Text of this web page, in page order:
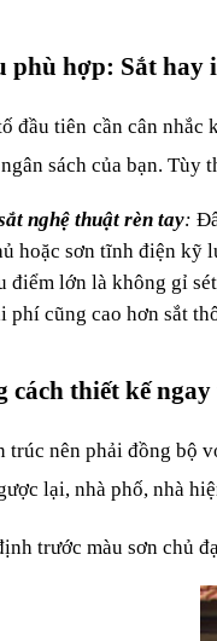
phù hợp: Sắt hay
đầu tiên cần cân nhắc
sách của bạn. Tùy
nghệ thuật rèn tay:
hoặc sơn tĩnh điện kỹ
điểm lớn là không gỉ
phí cũng cao hơn sắt
cách thiết kế
trúc nên phải đồng bộ
lại, nhà phố, nhà
trước màu sơn chủ